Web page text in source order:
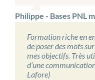
Philippe - Bases PNL
Formation riche en
de poser des mots
mes objectifs. Très
d’une
Lafore)